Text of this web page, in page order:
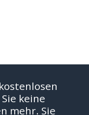
keine
mehr. Sie